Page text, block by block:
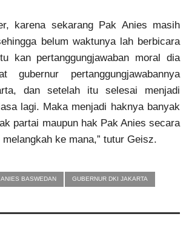
karena sekarang Pak Anies masih
belum waktunya lah berbicara
kan pertanggungjawaban moral dia
gubernur pertanggungjawabannya
dan setelah itu selesai menjadi
lagi. Maka menjadi haknya banyak
partai maupun hak Pak Anies secara
ke mana,” tutur Geisz.
ANIES BASWEDAN GUBERNUR DKI JAKARTA